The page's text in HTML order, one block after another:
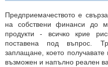
Предприемачеството е
на собствени финанси до
продукти - всичко крие
поставена под въпрос.
заплащане, което
възможен и напълно реален